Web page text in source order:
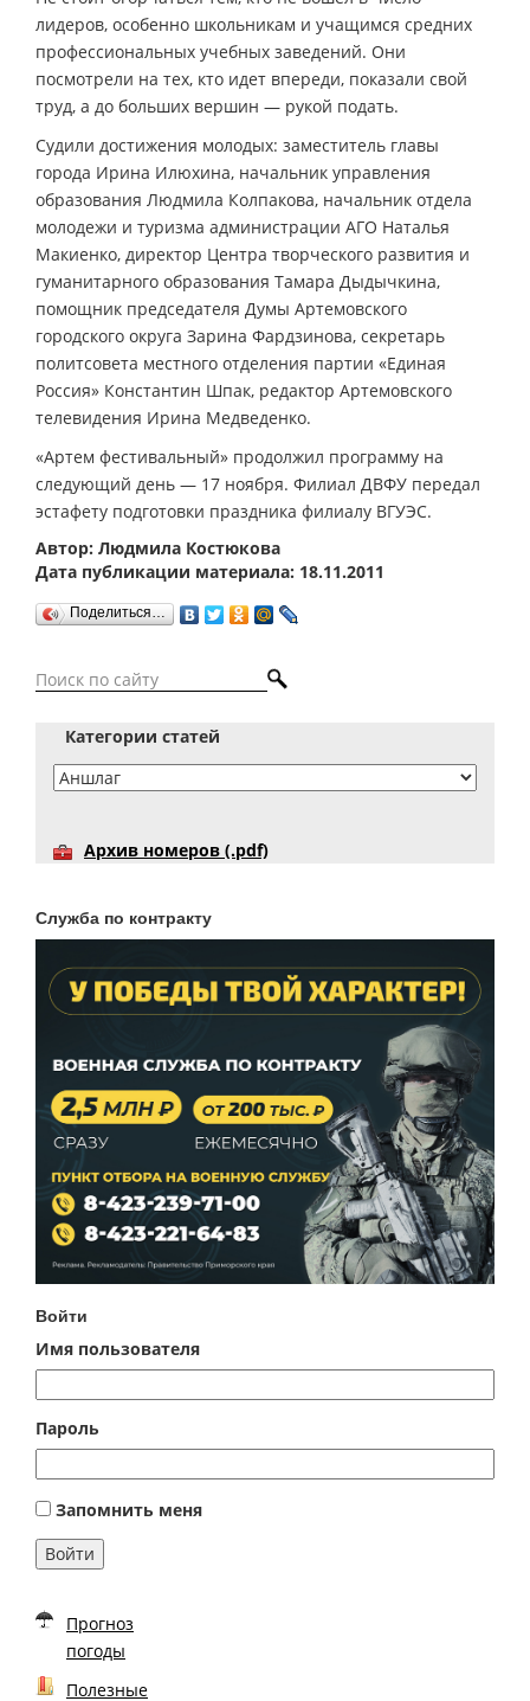
лидеров, особенно школьникам и учащимся средних
профессиональных учебных заведений. Они
посмотрели на тех, кто идет впереди, показали свой
труд, а до больших вершин — рукой подать.
Судили достижения молодых: заместитель главы
города Ирина Илюхина, начальник управления
образования Людмила Колпакова, начальник отдела
молодежи и туризма администрации АГО Наталья
Макиенко, директор Центра творческого развития и
гуманитарного образования Тамара Дыдычкина,
помощник председателя Думы Артемовского
городского округа Зарина Фардзинова, секретарь
политсовета местного отделения партии «Единая
Россия» Константин Шпак, редактор Артемовского
телевидения Ирина Медведенко.
«Артем фестивальный» продолжил программу на
следующий день — 17 ноября. Филиал ДВФУ передал
эстафету подготовки праздника филиалу ВГУЭС.
Автор: Людмила Костюкова
Дата публикации материала: 18.11.2011
Поделиться…
Категории статей
Архив номеров (.pdf)
Служба по контракту
Войти
Имя пользователя
Пароль
Запомнить меня
Войти
Прогноз
погоды
Полезные